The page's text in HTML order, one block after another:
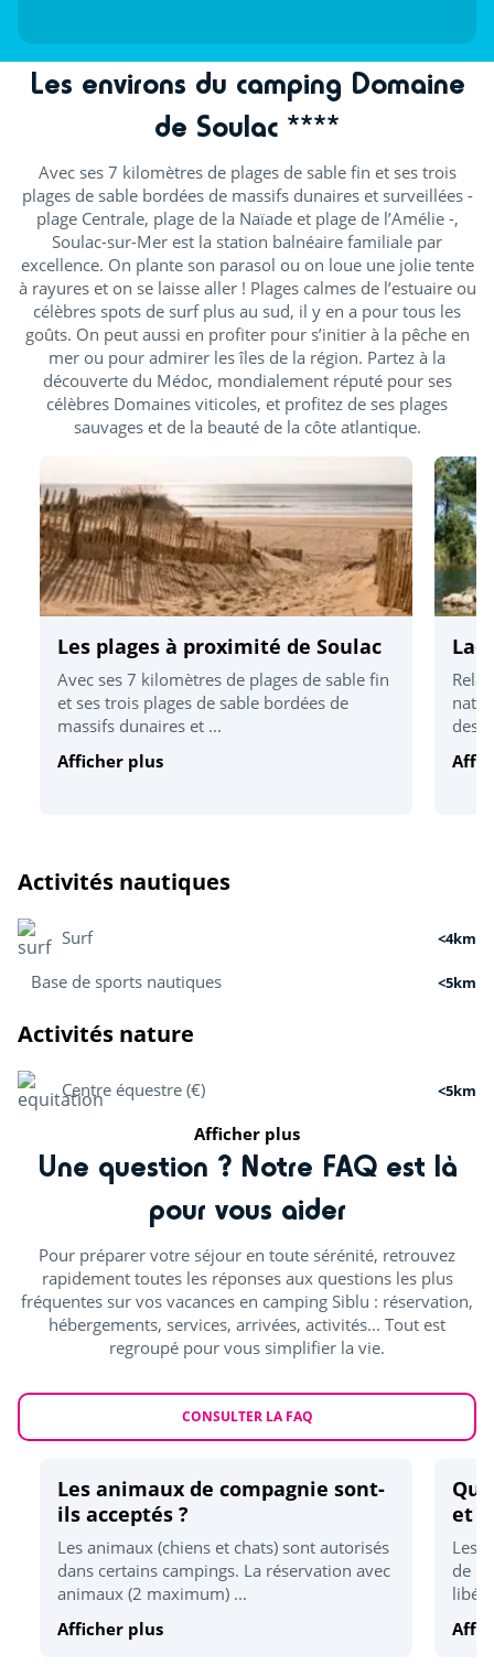
Les environs du camping Domaine
de Soulac ****
Avec ses 7 kilomètres de plages de sable fin et ses trois
plages de sable bordées de massifs dunaires et surveillées -
plage Centrale, plage de la Naïade et plage de l’Amélie -,
Soulac-sur-Mer est la station balnéaire familiale par
excellence. On plante son parasol ou on loue une jolie tente
à rayures et on se laisse aller ! Plages calmes de l’estuaire ou
célèbres spots de surf plus au sud, il y en a pour tous les
goûts. On peut aussi en profiter pour s’initier à la pêche en
mer ou pour admirer les îles de la région. Partez à la
découverte du Médoc, mondialement réputé pour ses
célèbres Domaines viticoles, et profitez de ses plages
sauvages et de la beauté de la côte atlantique.
Les plages à proximité de Soulac
Avec ses 7 kilomètres de plages de sable fin
et ses trois plages de sable bordées de
massifs dunaires et ...
Afficher plus
Activités nautiques
Surf <4km
Base de sports nautiques <5km
Activités nature
Centre équestre (€) <5km
Mini-golf <5km
Location vélo
Mini-ferme <15km
Pêche <15km
Randonnées
Activités sportives
Karting <5km
Golf <5km
Quad <5km
Skatepark <15km
Afficher plus
Une question ? Notre FAQ est là
pour vous aider
Pour préparer votre séjour en toute sérénité, retrouvez
rapidement toutes les réponses aux questions les plus
fréquentes sur vos vacances en camping Siblu : réservation,
hébergements, services, arrivées, activités... Tout est
regroupé pour vous simplifier la vie.
CONSULTER LA FAQ
Les animaux de compagnie sont-
ils acceptés ?
Les animaux (chiens et chats) sont autorisés
dans certains campings. La réservation avec
animaux (2 maximum) ...
Afficher plus
et
Les
de